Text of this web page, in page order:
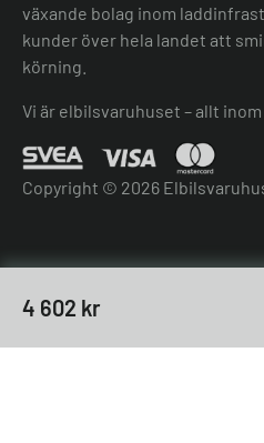
växande bolag inom
kunder över hela landet att
körning.
Vi är elbilsvaruhuset – allt
Copyright © 2026
4 602 kr